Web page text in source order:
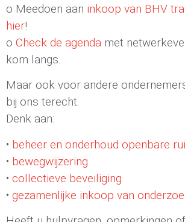
o Meedoen aan inkoop van BHV
hier!
o Check de agenda met
kom langs.
Maar ook voor andere
bij ons terecht.
Denk aan:
• beheer en onderhoud openbare
• bewegwijzering
• collectieve beveiliging
• gezamenlijke inkoop van